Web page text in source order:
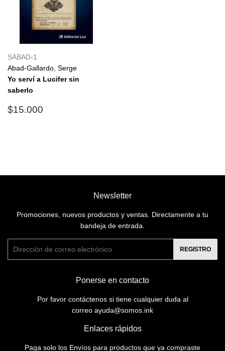
SABAD-1
Abad-Gallardo, Serge
Yo serví a Lucifer sin
saberlo
Precio
$15.000
Newsletter
Promociones, nuevos productos y ventas. Directamente a tu
bandeja de entrada.
REGISTRO
Ponerse en contacto
Por favor contáctenos si tiene cualquier duda al
correo ayuda@somos.ink
Enlaces rápidos
Paga solo los Envíos para productos que ya compraste